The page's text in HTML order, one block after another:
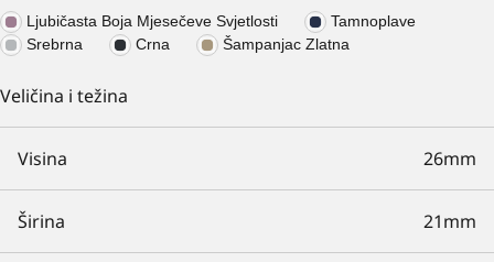
Ljubičasta Boja Mjesečeve Svjetlosti
Tamnoplave
Srebrna
Crna Šampanjac Zlatna
Veličina i težina
Visina 26mm
Širina 21mm